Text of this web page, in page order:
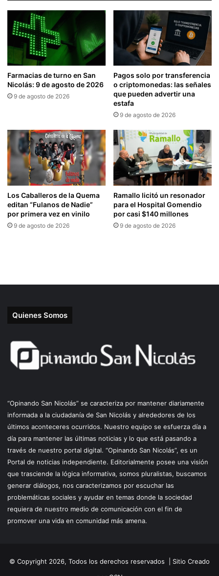
Quienes Somos
“Opinando San Nicolás” se caracteriza por mantener diariamente
informada a la ciudadanía de San Nicolás y alrededores de los
últimos aconteceres ocurridos. Nuestro equipo se esfuerza día a
día para mantener las últimas noticias y lo que está pasando a
través de nuestro portal digital. “Opinando San Nicolás”, es un
Portal de noticias independiente. Editorialmente posee una visión
que trasciende la lógica informativa, somos pluralistas, buscamos
generar diálogos, nos caracterizamos por escuchar las
problemáticas sociales y ayudar en temas donde la sociedad
requiera de nuestro medio de comunicación con el fin de
promover una vida en comunidad más amena.
© Copyright 2026, Todos los derechos reservados | Sitio Creado